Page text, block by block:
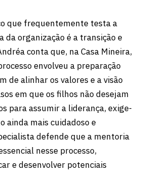
que frequentemente testa a
da organização é a transição e
conta que, na Casa Mineira,
envolveu a preparação
de alinhar os valores e a visão
em que os filhos não desejam
para assumir a liderança, exige-
ainda mais cuidadoso e
defende que a mentoria
nesse processo,
e desenvolver potenciais